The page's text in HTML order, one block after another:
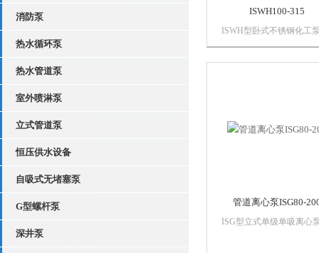
消防泵
热水循环泵
热水管道泵
室外喷淋泵
立式管道泵
恒压供水设备
自吸式无堵塞泵
G型螺杆泵
深井泵
ISWH100-315
ISWH型卧式不锈钢化工
据IH型离心泵与立式泵的
管道离心泵ISG80-
ISG型立式单级单吸离心